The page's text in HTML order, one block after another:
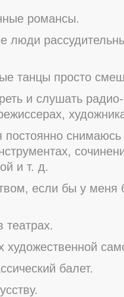
романсы.
люди
танцы просто
и слушать
и т. д.
если бы у
художественной
балет.